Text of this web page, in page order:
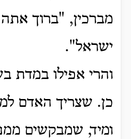
מברכין, "ברוך
ישראל".
והרי אפילו במדת
כן. שצריך האדם
ומיד, שמבקשים